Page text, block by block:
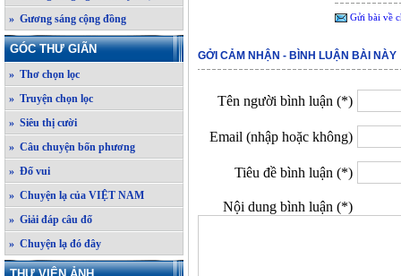
» Gương sáng cộng đồng
GÓC THƯ GIÃN
» Thơ chọn lọc
» Truyện chọn lọc
» Siêu thị cười
» Câu chuyện bốn phương
» Đố vui
» Chuyện lạ của VIỆT NAM
» Giải đáp câu đố
» Chuyện lạ đó đây
Gửi bài về
GỞI CẢM NHẬN - BÌNH LUẬN BÀI NÀY
Tên người bình luận (*)
Email (nhập hoặc không)
Tiêu đề bình luận (*)
Nội dung bình luận (*)